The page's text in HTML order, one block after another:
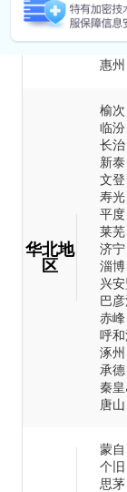
阳江
潮州
江门
惠州
华北地
区
榆次
临汾
长治
新泰
文登
寿光
平度
莱芜
济宁
淄博
兴
巴
赤峰
呼
涿州
承德
秦
唐山
蒙自
个旧
思茅